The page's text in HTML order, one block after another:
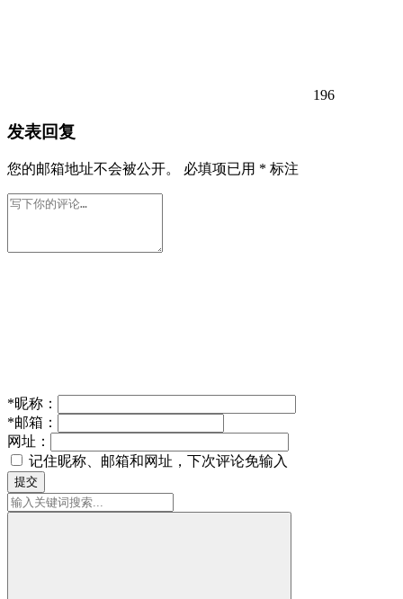
196
发表回复
您的邮箱地址不会被公开。 必填项已用 * 标注
*昵称：
*邮箱：
网址：
记住昵称、邮箱和网址，下次评论免输入
提交